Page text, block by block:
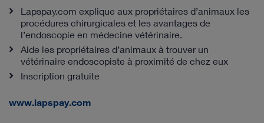
Lapspay.com explique aux propriétaires d’animaux les
procédures chirurgicales et les avantages de
l’endoscopie en médecine vétérinaire.
Aide les propriétaires d’animaux à trouver un
vétérinaire endoscopiste à proximité de chez eux
Inscription gratuite
www.lapspay.com